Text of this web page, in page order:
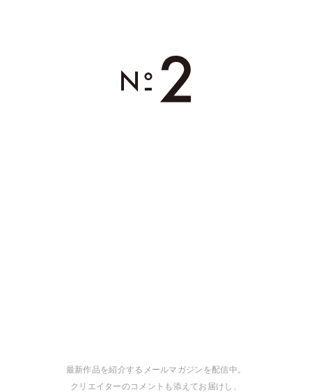
最新作品を紹介するメールマガジンを配信中。
クリエイターのコメントも添えてお届けし、